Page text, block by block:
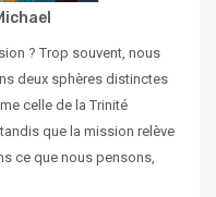
? Trop souvent, nous
deux sphères distinctes
celle de la Trinité
que la mission relève
ce que nous pensons,